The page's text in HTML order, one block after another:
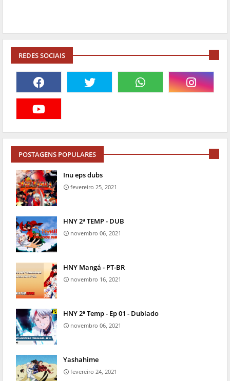
REDES SOCIAIS
POSTAGENS POPULARES
Inu eps dubs
fevereiro 25, 2021
HNY 2ª TEMP - DUB
novembro 06, 2021
HNY Mangá - PT-BR
novembro 16, 2021
HNY 2ª Temp - Ep 01 - Dublado
novembro 06, 2021
Yashahime
fevereiro 24, 2021